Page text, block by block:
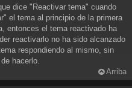
dice "Reactivar tema" cuando
el tema al principio de la primera
entonces el tema reactivado ha
reactivarlo no ha sido alcanzado
respondiendo al mismo, sin
hacerlo.
Arriba